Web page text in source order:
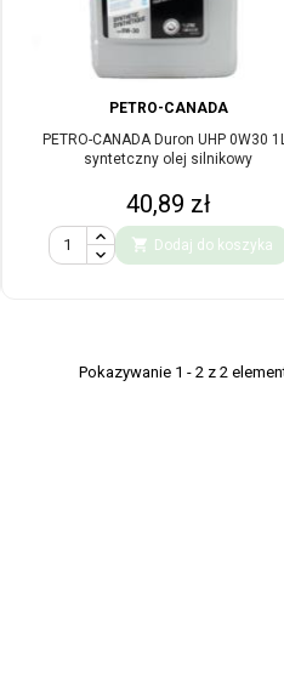
PETRO-CANADA
PETRO-CANADA Duron UHP 0W30
syntetczny olej silnikowy
Cena
40,89 zł
 Dodaj do koszyka
Pokazywanie 1 - 2 z 2